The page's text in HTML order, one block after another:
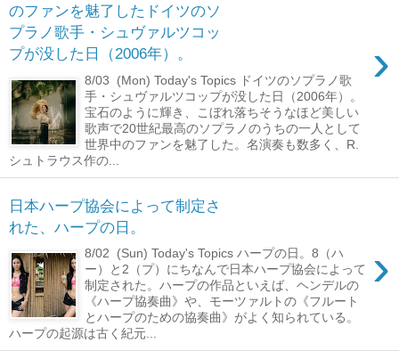
のファンを魅了したドイツのソ
プラノ歌手・シュヴァルツコッ
プが没した日（2006年）。
›
8/03 (Mon) Today's Topics ドイツのソプラノ歌
手・シュヴァルツコップが没した日（2006年）。
宝石のように輝き、こぼれ落ちそうなほど美しい
歌声で20世紀最高のソプラノのうちの一人として
世界中のファンを魅了した。名演奏も数多く、R.
シュトラウス作の...
日本ハープ協会によって制定さ
れた、ハープの日。
›
8/02 (Sun) Today's Topics ハープの日。8（ハ
ー）と2（プ）にちなんで日本ハープ協会によって
制定された。ハープの作品といえば、ヘンデルの
《ハープ協奏曲》や、モーツァルトの《フルート
とハープのための協奏曲》がよく知られている。
ハープの起源は古く紀元...